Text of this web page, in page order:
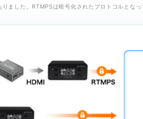
ました。RTMPSは暗号化されたプロトコルとな